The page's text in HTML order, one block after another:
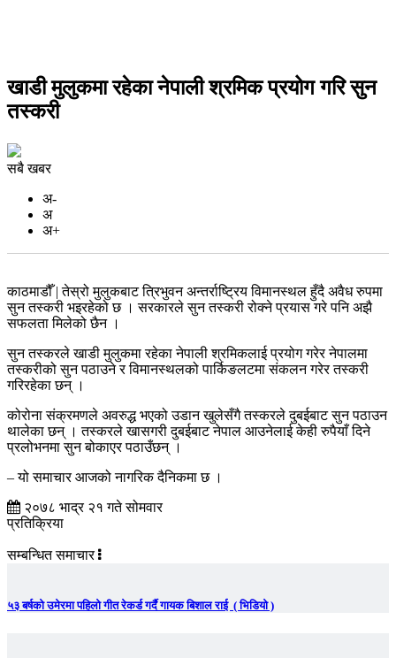
खाडी मुलुकमा रहेका नेपाली श्रमिक प्रयोग गरि सुन
तस्करी
सबै खबर
अ-
अ
अ+
काठमाडौँ | तेस्रो मुलुकबाट त्रिभुवन अन्तर्राष्ट्रिय विमानस्थल हुँदै अवैध रुपमा
सुन तस्करी भइरहेको छ । सरकारले सुन तस्करी रोक्ने प्रयास गरे पनि अझै
सफलता मिलेको छैन ।
सुन तस्करले खाडी मुलुकमा रहेका नेपाली श्रमिकलाई प्रयोग गरेर नेपालमा
तस्करीको सुन पठाउने र विमानस्थलको पार्किङलटमा संकलन गरेर तस्करी
गरिरहेका छन् ।
कोरोना संक्रमणले अवरुद्ध भएको उडान खुलेसँगै तस्करले दुबईबाट सुन पठाउन
थालेका छन् । तस्करले खासगरी दुबईबाट नेपाल आउनेलाई केही रुपैयाँ दिने
प्रलोभनमा सुन बोकाएर पठाउँछन् ।
– यो समाचार आजको नागरिक दैनिकमा छ ।
२०७८ भाद्र २१ गते सोमवार
प्रतिक्रिया
सम्बन्धित समाचार
५३ बर्षको उमेरमा पहिलो गीत रेकर्ड गर्दै गायक बिशाल राई ( भिडियो )